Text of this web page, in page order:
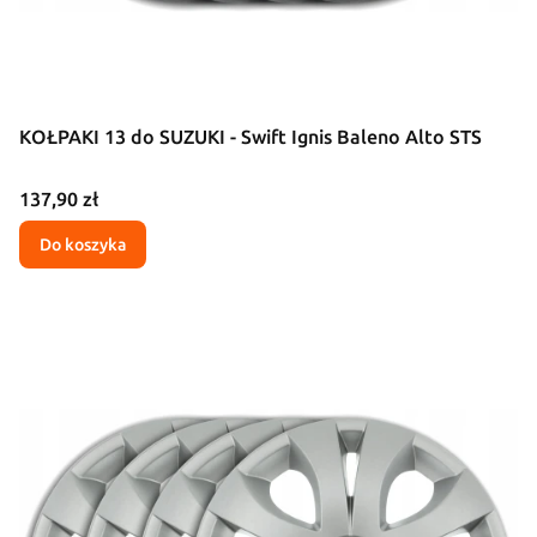
KOŁPAKI 13 do SUZUKI - Swift Ignis Baleno Alto STS
Cena
137,90 zł
Do koszyka